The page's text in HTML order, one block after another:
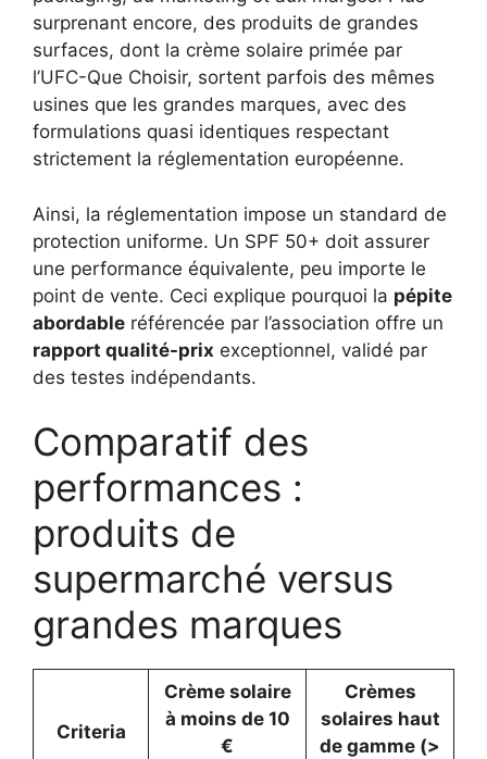
surprenant encore, des produits de grandes
surfaces, dont la crème solaire primée par
l’UFC-Que Choisir, sortent parfois des mêmes
usines que les grandes marques, avec des
formulations quasi identiques respectant
strictement la réglementation européenne.
Ainsi, la réglementation impose un standard de
protection uniforme. Un SPF 50+ doit assurer
une performance équivalente, peu importe le
point de vente. Ceci explique pourquoi la pépite
abordable référencée par l’association offre un
rapport qualité-prix exceptionnel, validé par
des testes indépendants.
Comparatif des
performances :
produits de
supermarché versus
grandes marques
Criteria
Crème solaire
à moins de 10
€
Crèmes
solaires haut
de gamme (>